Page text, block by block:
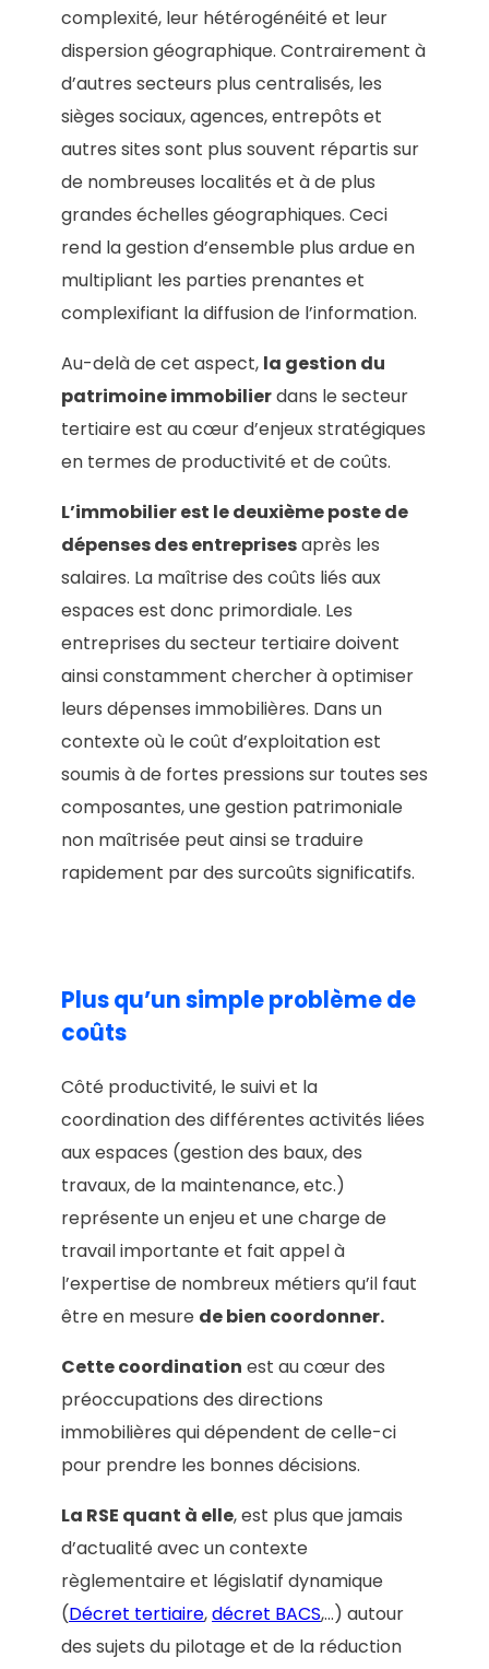
complexité, leur hétérogénéité et leur
dispersion géographique. Contrairement à
d’autres secteurs plus centralisés, les
sièges sociaux, agences, entrepôts et
autres sites sont plus souvent répartis sur
de nombreuses localités et à de plus
grandes échelles géographiques. Ceci
rend la gestion d’ensemble plus ardue en
multipliant les parties prenantes et
complexifiant la diffusion de l’information.
Au-delà de cet aspect, la gestion du
patrimoine immobilierdans le secteur
tertiaire est au cœur d’enjeux stratégiques
en termes de productivité et de coûts.
L’immobilier est le deuxième poste de
dépenses des entreprisesaprès les
salaires. La maîtrise des coûts liés aux
espaces est donc primordiale. Les
entreprises du secteur tertiaire doivent
ainsi constamment chercher à optimiser
leurs dépenses immobilières. Dans un
contexte où le coût d’exploitation est
soumis à de fortes pressions sur toutes ses
composantes, une gestion patrimoniale
non maîtrisée peut ainsi se traduire
rapidement par des surcoûts significatifs.
Plus qu’un simple problème de
coûts
Côté productivité, le suivi et la
coordination des différentes activités liées
aux espaces (gestion des baux, des
travaux, de la maintenance, etc.)
représente un enjeu et une charge de
travail importante et fait appel à
l’expertise de nombreux métiers qu’il faut
être en mesure de bien coordonner.
Cette coordination est au cœur des
préoccupations des directions
immobilières qui dépendent de celle-ci
pour prendre les bonnes décisions.
La RSE quant à elle, est plus que jamais
d’actualité avec un contexte
règlementaire et législatif dynamique
(Décret tertiaire,décret BACS,…) autour
des sujets du pilotage et de la réduction